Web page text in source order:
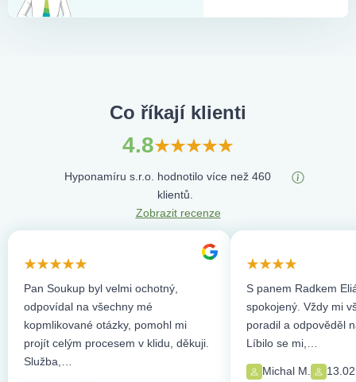
Co říkají klienti
4.8
Hyponamíru s.r.o. hodnotilo více než 460
klientů.
Zobrazit recenze
Pan Soukup byl velmi ochotný,
odpovídal na všechny mé
kopmlikované otázky, pomohl mi
projít celým procesem v klidu, děkuji.
Služba,…
S panem Radkem
spokojený. Vždy mi
poradil a odpověděl
Líbilo se mi,…
Michal M.